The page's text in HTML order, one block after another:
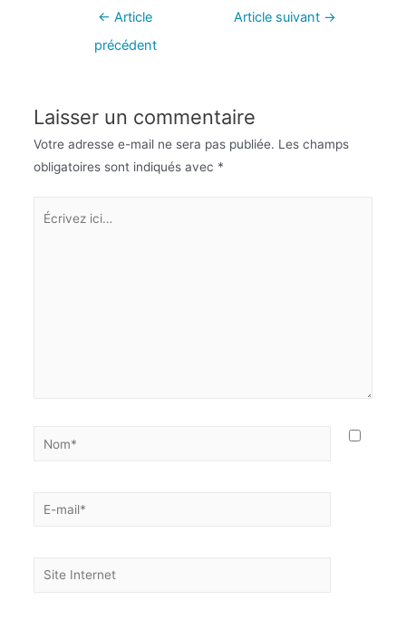
← Article
précédent
Article suivant →
Laisser un commentaire
Votre adresse e-mail ne sera pas publiée. Les champs
obligatoires sont indiqués avec *